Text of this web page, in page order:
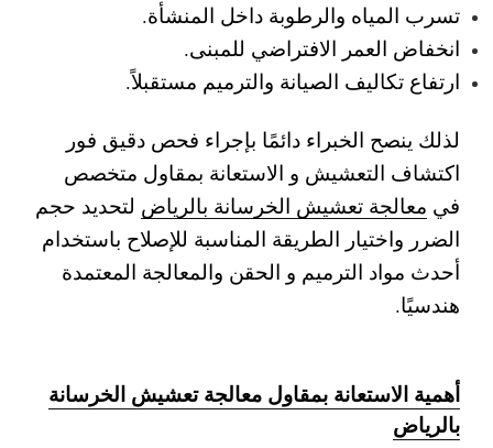
تسرب المياه والرطوبة داخل المنشأة.
انخفاض العمر الافتراضي للمبنى.
ارتفاع تكاليف الصيانة والترميم مستقبلاً.
لذلك ينصح الخبراء دائمًا بإجراء فحص دقيق فور
اكتشاف التعشيش و الاستعانة بمقاول متخصص
في معالجة تعشيش الخرسانة بالرياض لتحديد حجم
الضرر واختيار الطريقة المناسبة للإصلاح باستخدام
أحدث مواد الترميم و الحقن والمعالجة المعتمدة
هندسيًا.
أهمية الاستعانة بمقاول معالجة تعشيش الخرسانة
بالرياض